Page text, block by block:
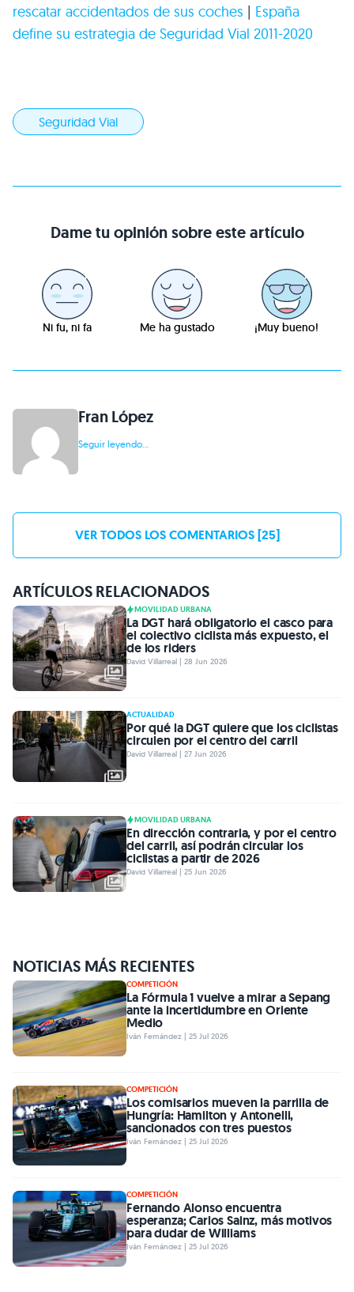
rescatar accidentados de sus coches | España
define su estrategia de Seguridad Vial 2011-2020
Seguridad Vial
Dame tu opinión sobre este artículo
Ni fu, ni fa Me ha gustado ¡Muy bueno!
Fran López
Seguir leyendo...
VER TODOS LOS COMENTARIOS [25]
ARTÍCULOS RELACIONADOS
MOVILIDAD URBANA
La DGT hará obligatorio el casco para
el colectivo ciclista más expuesto, el
de los riders
David Villarreal | 28 Jun 2026
ACTUALIDAD
Por qué la DGT quiere que los ciclistas
circulen por el centro del carril
David Villarreal | 27 Jun 2026
MOVILIDAD URBANA
En dirección contraria, y por el centro
del carril, así podrán circular los
ciclistas a partir de 2026
David Villarreal | 25 Jun 2026
NOTICIAS MÁS RECIENTES
COMPETICIÓN
La Fórmula 1 vuelve a mirar a Sepang
ante la incertidumbre en Oriente
Medio
Iván Fernández | 25 Jul 2026
COMPETICIÓN
Los comisarios mueven la parrilla de
Hungría: Hamilton y Antonelli,
sancionados con tres puestos
Iván Fernández | 25 Jul 2026
COMPETICIÓN
Fernando Alonso encuentra
esperanza; Carlos Sainz, más motivos
para dudar de Williams
Iván Fernández | 25 Jul 2026